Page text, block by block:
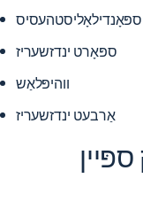
ספּאָנדילאָליסטהעסיס
ספּאָרט ינדזשעריז
ווהיפּלאַש
אַרבעט ינדזשעריז